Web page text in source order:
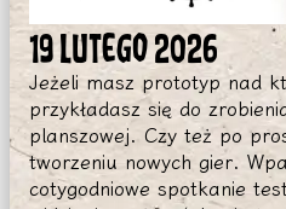
19 LUTEGO 2026
Jeżeli masz prototyp nad
przykładasz się do
planszowej. Czy też po
tworzeniu nowych gier.
cotygodniowe spotkanie